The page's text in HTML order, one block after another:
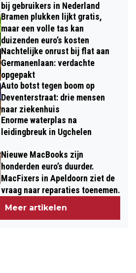
bij gebruikers in Nederland
Bramen plukken lijkt gratis,
maar een volle tas kan
duizenden euro’s kosten
Nachtelijke onrust bij flat aan
Germanenlaan: verdachte
opgepakt
Auto botst tegen boom op
Deventerstraat: drie mensen
naar ziekenhuis
Enorme waterplas na
leidingbreuk in Ugchelen
Nieuwe MacBooks zijn
honderden euro’s duurder.
MacFixers in Apeldoorn ziet de
vraag naar reparaties toenemen.
Meer artikelen